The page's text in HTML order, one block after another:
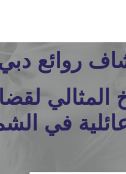
روائع
المثالي